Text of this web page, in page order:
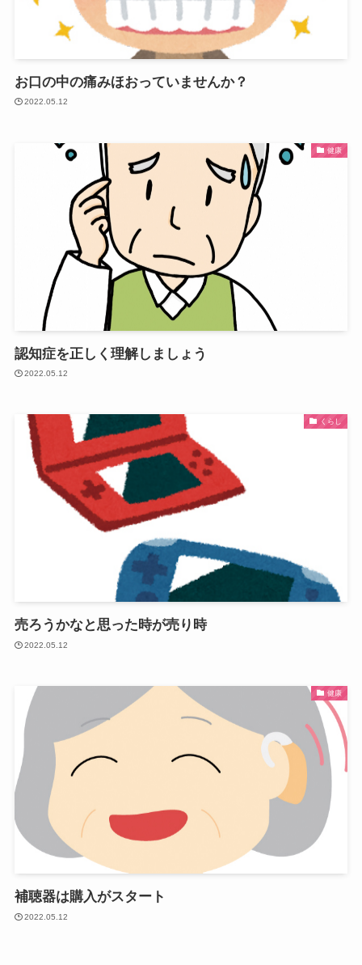
お口の中の痛みほおっていませんか？
2022.05.12
健康
認知症を正しく理解しましょう
2022.05.12
くらし
売ろうかなと思った時が売り時
2022.05.12
健康
補聴器は購入がスタート
2022.05.12